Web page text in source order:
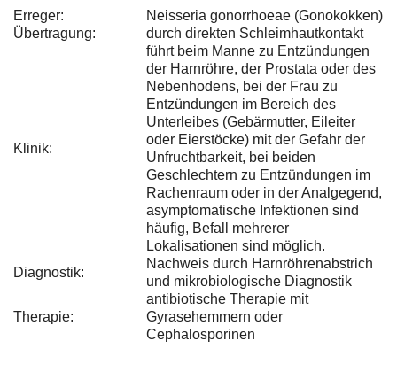
Erreger:
Neisseria gonorrhoeae (Gonokokken)
Übertragung:
durch direkten Schleimhautkontakt
Klinik:
führt beim Manne zu Entzündungen
der Harnröhre, der Prostata oder des
Nebenhodens, bei der Frau zu
Entzündungen im Bereich des
Unterleibes (Gebärmutter, Eileiter
oder Eierstöcke) mit der Gefahr der
Unfruchtbarkeit, bei beiden
Geschlechtern zu Entzündungen im
Rachenraum oder in der Analgegend,
asymptomatische Infektionen sind
häufig, Befall mehrerer
Lokalisationen sind möglich.
Diagnostik:
Nachweis durch Harnröhrenabstrich
und mikrobiologische Diagnostik
Therapie:
antibiotische Therapie mit
Gyrasehemmern oder
Cephalosporinen